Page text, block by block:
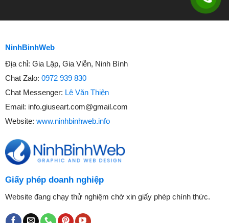
NinhBinhWeb
Địa chỉ: Gia Lập, Gia Viễn, Ninh Bình
Chat Zalo: 0972 939 830
Chat Messenger: Lê Văn Thiện
Email: info.giuseart.com@gmail.com
Website: www.ninhbinhweb.info
Giấy phép doanh nghiệp
Website đang chạy thử nghiệm chờ xin giấy phép chính thức.